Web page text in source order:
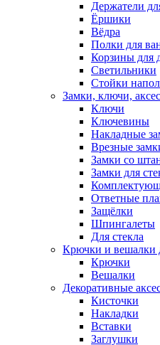
Держатели
Ёршики
Вёдра
Полки для
Корзины для
Светильники
Стойки
Замки, ключи,
Ключи
Ключевины
Накладные
Врезные
Замки со
Замки для
Ответные
Защёлки
Шпингалеты
Для стекла
Крючки и вешалки
Крючки
Вешалки
Декоративные
Кисточки
Накладки
Вставки
Заглушки